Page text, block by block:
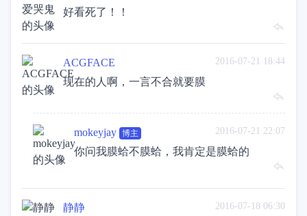
好看死了！！
2016-07-21 18:44
ACGFACE
现在的人啊，一言不合就要膜
2016-07-21 22:07
mokeyjay 博主
你问我膜蛤不膜蛤，我肯定是膜蛤的
2016-07-18 06:30
静静